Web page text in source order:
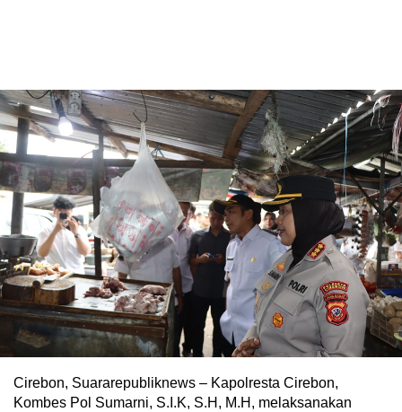
Cirebon, Suararepubliknews – Kapolresta Cirebon,
Kombes Pol Sumarni, S.I.K, S.H, M.H, melaksanakan